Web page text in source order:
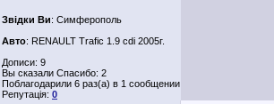
Звідки Ви: Cимферополь
Авто: RENAULT Trafic 1.9 cdi 2005г.
Дописи: 9
Вы сказали Спасибо: 2
Поблагодарили 6 раз(а) в 1 сообщении
Репутація: 0